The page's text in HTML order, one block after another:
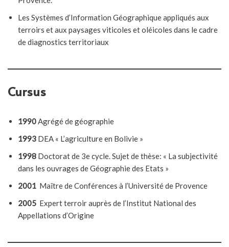
Les Systèmes d’Information Géographique appliqués aux
terroirs et aux paysages viticoles et oléicoles dans le cadre
de diagnostics territoriaux
Cursus
1990Agrégé de géographie
1993 DEA « L’agriculture en Bolivie »
1998 Doctorat de 3e cycle. Sujet de thèse: « La subjectivité
dans les ouvrages de Géographie des Etats »
2001 Maître de Conférences à l’Université de Provence
2005 Expert terroir auprès de l’Institut National des
Appellations d’Origine